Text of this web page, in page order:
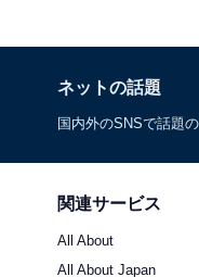
ネットの話題
国内外のSNSで話題
関連サービス
All About
All About Japan